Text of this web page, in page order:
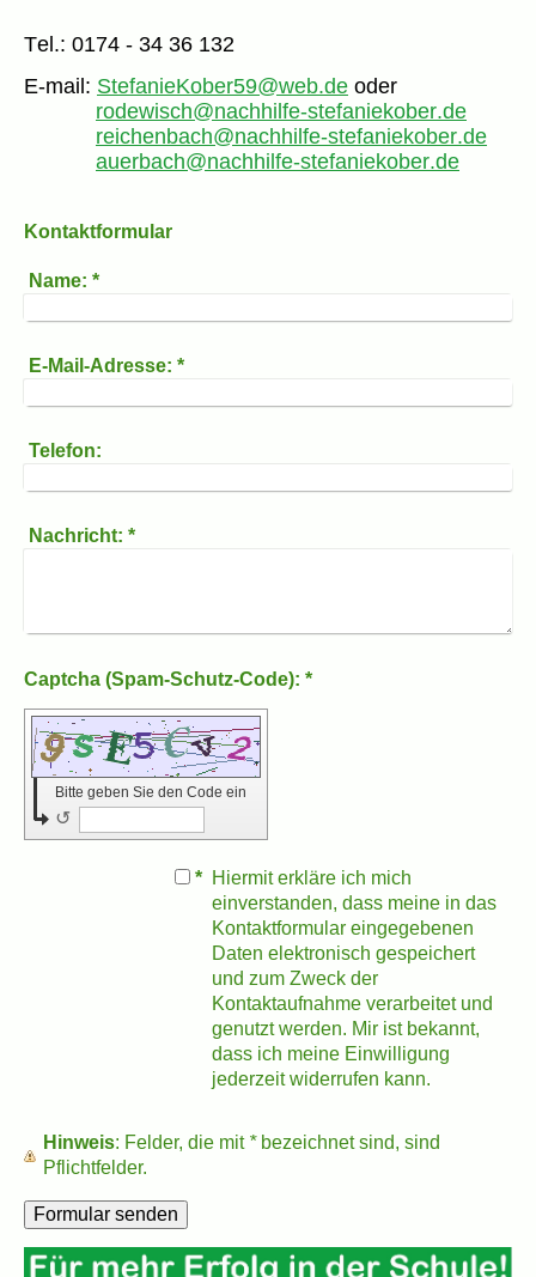
Tel.: 0174 - 34 36 132
E-mail: StefanieKober59@web.de oder
rodewisch@nachhilfe-stefaniekober.de
reichenbach@nachhilfe-stefaniekober.de
auerbach@nachhilfe-stefaniekober.de
Kontaktformular
Name: *
E-Mail-Adresse: *
Telefon:
Nachricht: *
Captcha (Spam-Schutz-Code): *
Bitte geben Sie den Code ein
↺
* Hiermit erkläre ich mich
einverstanden, dass meine in das
Kontaktformular eingegebenen
Daten elektronisch gespeichert
und zum Zweck der
Kontaktaufnahme verarbeitet und
genutzt werden. Mir ist bekannt,
dass ich meine Einwilligung
jederzeit widerrufen kann.
Hinweis : Felder, die mit *bezeichnet sind, sind
Pflichtfelder.